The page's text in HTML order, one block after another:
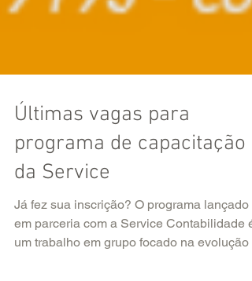
Últimas vagas para
programa de capacitação
da Service
Já fez sua inscrição? O programa lançado
em parceria com a Service Contabilidade é